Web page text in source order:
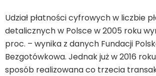
Udział płatności cyfrowych w liczbie
detalicznych w Polsce w 2005 roku
proc. – wynika z danych Fundacji
Bezgotówkowa. Jednak już w 2016
sposób realizowana co trzecia